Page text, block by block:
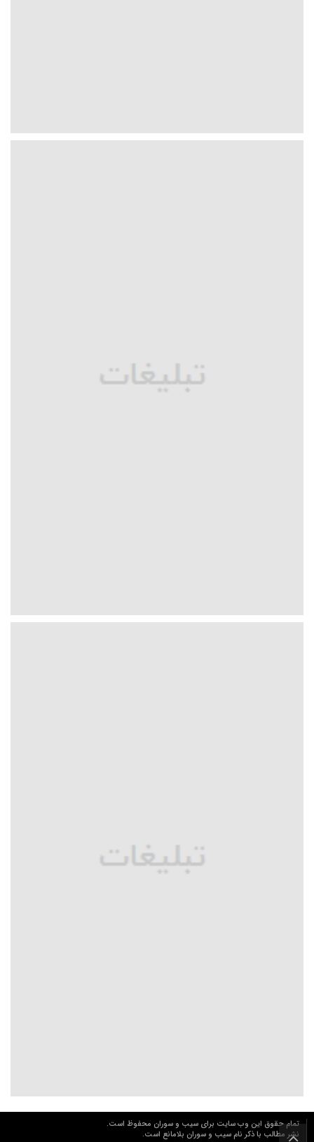
تمام حقوق این وب سایت برای سیب و سوران محفوظ است.
نشر مطالب با ذکر نام سیب و سوران بلامانع است.